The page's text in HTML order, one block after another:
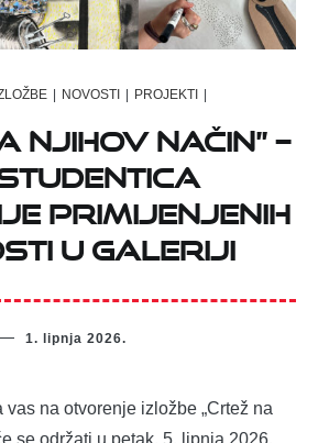
NOVOSTI PROJEKTI
njihov način” –
primijenjenih
u Galeriji
1. lipnja 2026.
na otvorenje izložbe „Crtež na
se održati u petak, 5. lipnja 2026.